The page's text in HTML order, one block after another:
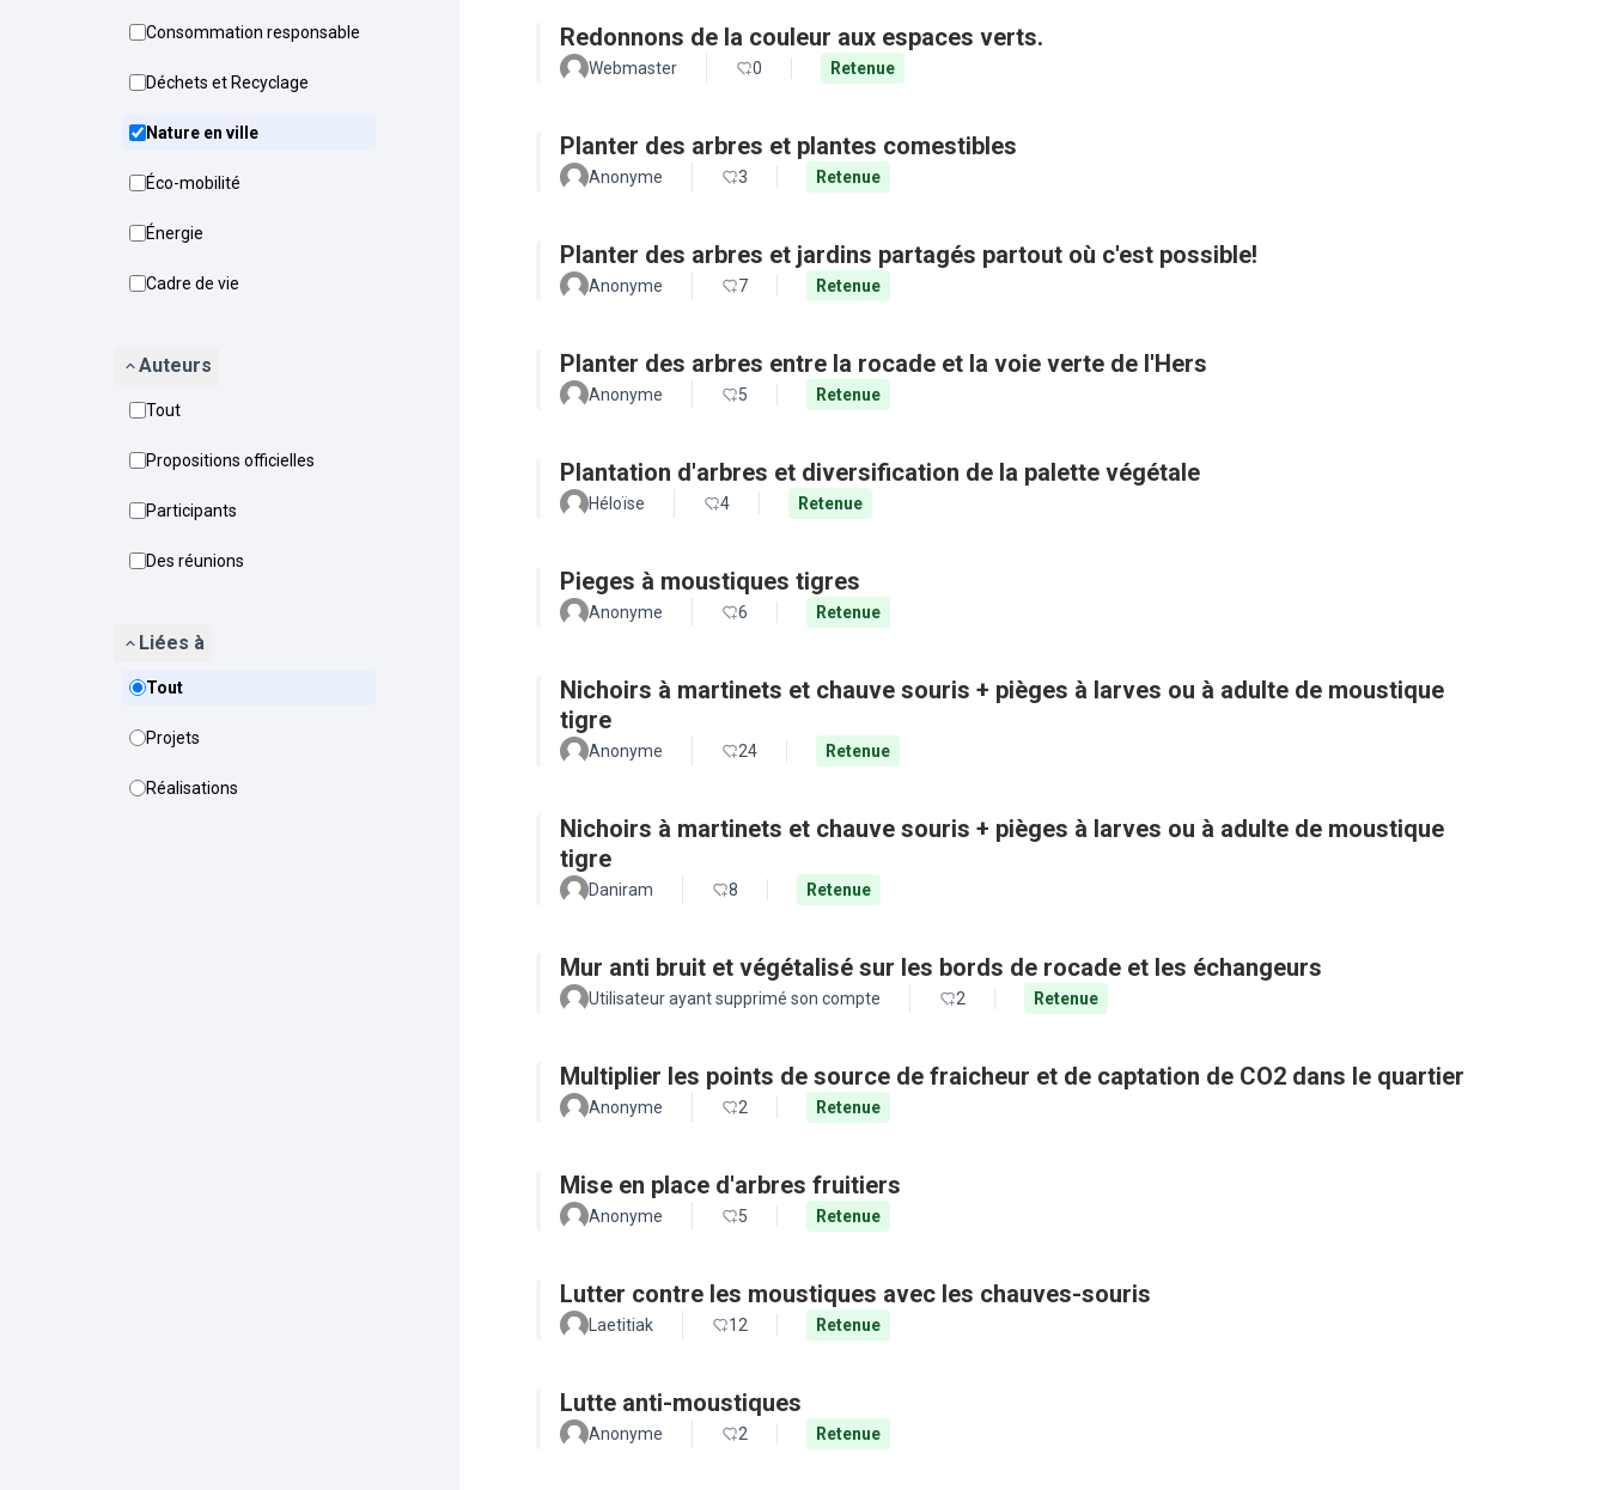
Consommation responsable
Déchets et Recyclage
Nature en ville
Éco-mobilité
Énergie
Cadre de vie
Auteurs
Tout
Propositions officielles
Participants
Des réunions
Liées à
Tout
Projets
Réalisations
Redonnons de la couleur aux espaces verts.
Webmaster 0 Retenue
Planter des arbres et plantes comestibles
Anonyme 3 Retenue
Planter des arbres et jardins partagés partout où c'est possible!
Anonyme 7 Retenue
Planter des arbres entre la rocade et la voie verte de l'Hers
Anonyme 5 Retenue
Plantation d'arbres et diversification de la palette végétale
Héloïse 4 Retenue
Pieges à moustiques tigres
Anonyme 6 Retenue
Nichoirs à martinets et chauve souris + pièges à larves ou à adulte de moustique
tigre
Anonyme 24 Retenue
Nichoirs à martinets et chauve souris + pièges à larves ou à adulte de moustique
tigre
Daniram 8 Retenue
Mur anti bruit et végétalisé sur les bords de rocade et les échangeurs
Utilisateur ayant supprimé son compte 2 Retenue
Multiplier les points de source de fraicheur et de captation de CO2 dans le quartier
Anonyme 2 Retenue
Mise en place d'arbres fruitiers
Anonyme 5 Retenue
Lutter contre les moustiques avec les chauves-souris
Laetitiak 12 Retenue
Lutte anti-moustiques
Anonyme 2 Retenue